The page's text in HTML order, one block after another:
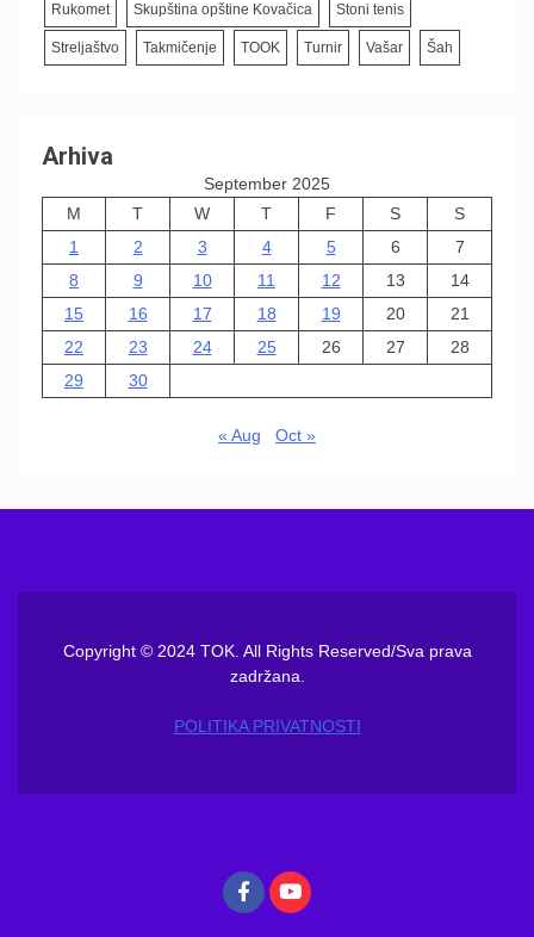
Rukomet Skupština opštine Kovačica Stoni tenis
Streljaštvo Takmičenje TOOK Turnir Vašar Šah
Arhiva
September 2025
M
T W T F S
S
1
2 3 4 5 6
7
8
9 10 11 12 13
14
15
16 17 18 19 20
21
22
23 24 25 26 27
28
29
30
« Aug Oct »
Copyright © 2024 TOK. All Rights Reserved/Sva prava
zadržana.
POLITIKA PRIVATNOSTI